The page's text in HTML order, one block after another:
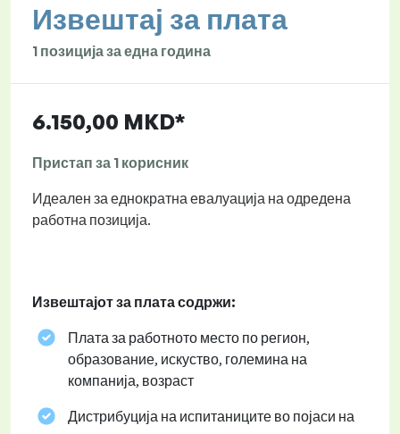
Извештај за плата
1 позиција за една година
6.150,00 MKD*
Пристап за 1 корисник
Идеален за еднократна евалуација на одредена
работна позиција.
Извештајот за плата содржи:
Плата за работното место по регион,
образование, искуство, големина на
компанија, возраст
Дистрибуција на испитаниците во појаси на